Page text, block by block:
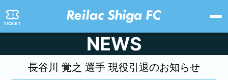
TICKET
NEWS
長谷川 覚之 選手 現役引退のお知らせ